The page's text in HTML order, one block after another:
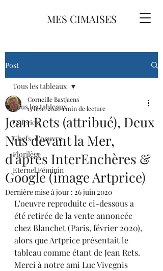
MES CIMAISES
Post
Tous les tableaux
Galeries
Chefs-d'oeuvre
Florilège
Eternel Féminin
Tous les tableaux
Jean Rets (attribué), Deux
Nus devant la Mer,
d'après InterEnchères &
Google (image Artprice)
Corneille Bastjaens
15 févr. 20201 min de lecture
Dernière mise à jour : 26 juin 2020
L'oeuvre reproduite ci-dessous a
été retirée de la vente annoncée
chez Blanchet (Paris, février 2020),
alors que Artprice présentait le
tableau comme étant de Jean Rets.
Merci à notre ami Luc Vivegnis